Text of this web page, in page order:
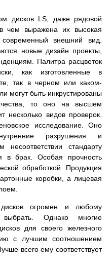
дисков LS, даже рядовой
чем выражена их высокая
внешний вид.
новые дизайн проекты,
Палитра расцветок
как изготовленные в
так в черном или каком-
могут быть инкрустированы
то оно на высшем
несколько видов проверок.
исследование. Оно
разрушения и
стандарту
в брак. Особая прочность
обработкой. Продукция
коробки, а лицевая
дисков огромен и любому
Однако многие
для своего железного
с лучшим соотношением
всего ему соответствует